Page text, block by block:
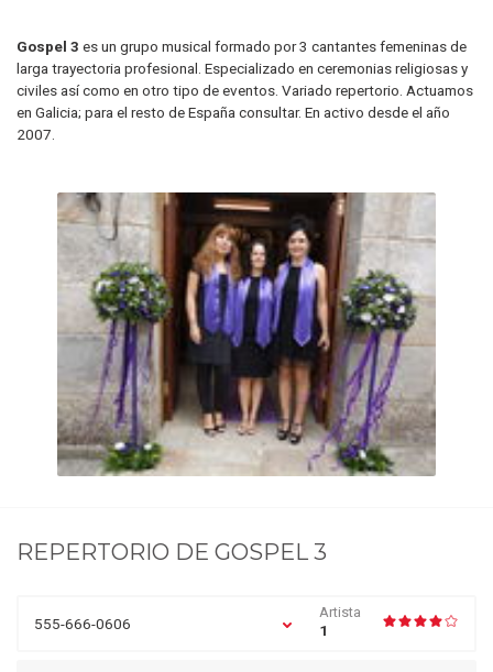
Gospel 3 es un grupo musical formado por 3 cantantes femeninas de
larga trayectoria profesional. Especializado en ceremonias religiosas y
civiles así como en otro tipo de eventos. Variado repertorio. Actuamos
en Galicia; para el resto de España consultar. En activo desde el año
2007.
REPERTORIO DE GOSPEL 3
555-666-0606
Artista
1